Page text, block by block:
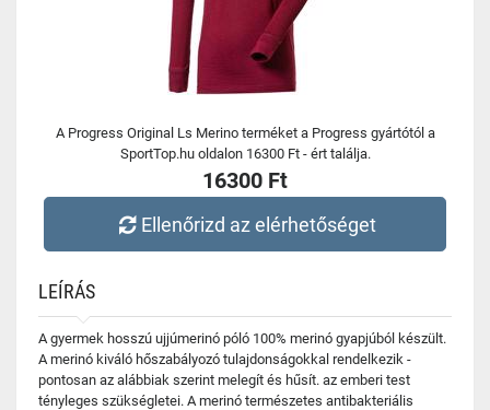
A Progress Original Ls Merino terméket a Progress gyártótól a
SportTop.hu oldalon 16300 Ft - ért találja.
16300 Ft
Ellenőrizd az elérhetőséget
LEÍRÁS
A gyermek hosszú ujjúmerinó póló 100% merinó gyapjúból készült.
A merinó kiváló hőszabályozó tulajdonságokkal rendelkezik -
pontosan az alábbiak szerint melegít és hűsít. az emberi test
tényleges szükségletei. A merinó természetes antibakteriális